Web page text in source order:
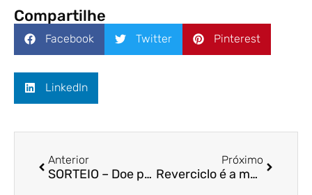
Compartilhe
Facebook Twitter Pinterest
LinkedIn
Anterior
SORTEIO – Doe para a Campanha Natal Solidário e concorra a um Kit Origens + Hub FUCAPE
Próximo
Reverciclo é a mais nova startup incubada no HUB FUCAPE